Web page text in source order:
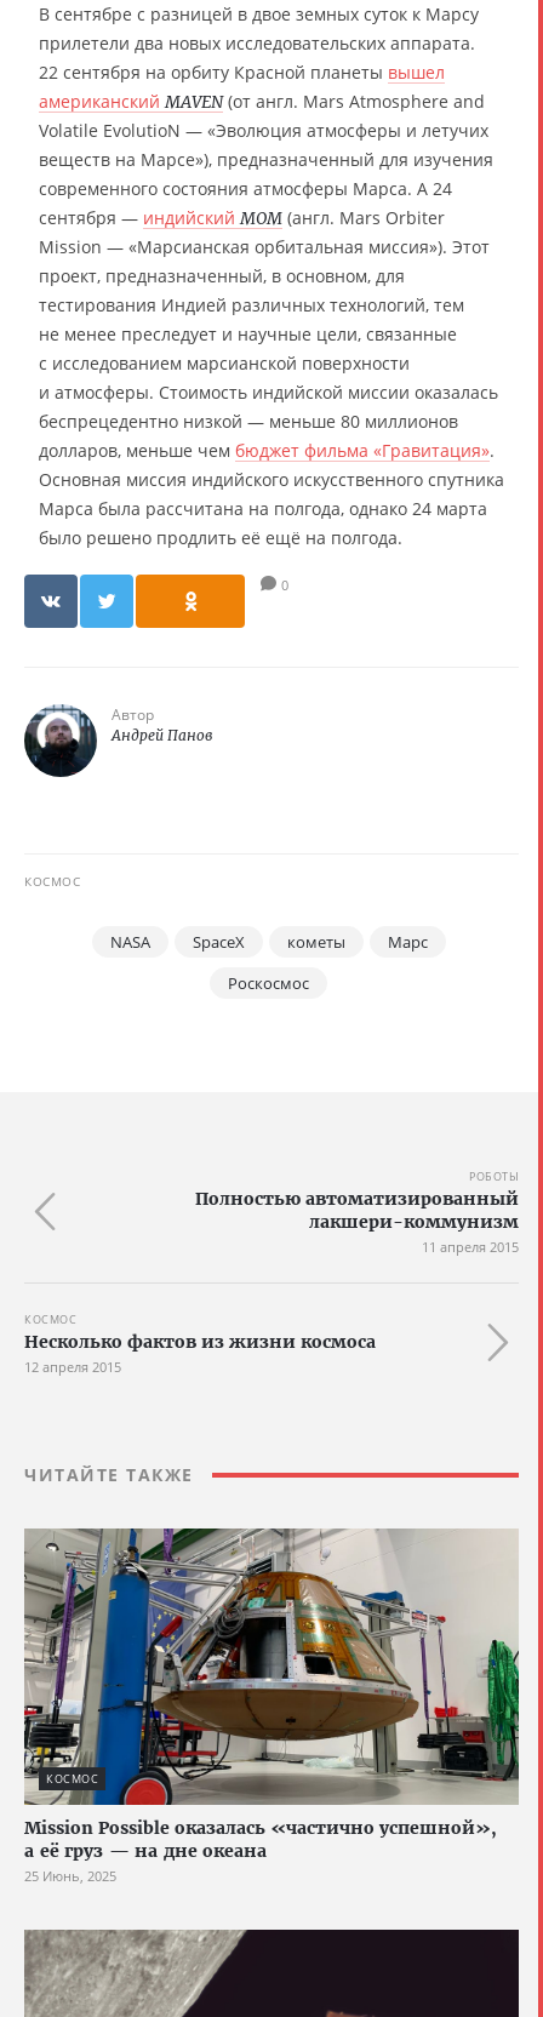
В сентябре с разницей в двое земных суток к Марсу
прилетели два новых исследовательских аппарата.
22 сентября на орбиту Красной планеты вышел
американскийMAVEN(от англ. Mars Atmosphere and
Volatile EvolutioN — «Эволюция атмосферы и летучих
веществ на Марсе»), предназначенный для изучения
современного состояния атмосферы Марса. А 24
сентября — индийскийMOM (англ. Mars Orbiter
Mission — «Марсианская орбитальная миссия»). Этот
проект, предназначенный, в основном, для
тестирования Индией различных технологий, тем
не менее преследует и научные цели, связанные
с исследованием марсианской поверхности
и атмосферы. Стоимость индийской миссии оказалась
беспрецедентно низкой — меньше 80 миллионов
долларов, меньше чем бюджет фильма «Гравитация».
Основная миссия индийского искусственного спутника
Марса была рассчитана на полгода, однако 24 марта
было решено продлить её ещё на полгода.
0
Автор
Андрей Панов
КОСМОС
NASA SpaceX кометы
Марс
Роскосмос
РОБОТЫ
Полностью автоматизированный
лакшери-коммунизм
11 апреля 2015
КОСМОС
Несколько фактов из жизни космоса
12 апреля 2015
ЧИТАЙТЕ ТАКЖЕ
КОСМОС
Mission Possible оказалась «частично успешной»,
а её груз — на дне океана
25 Июнь, 2025